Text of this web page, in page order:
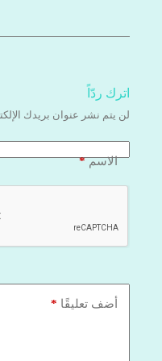
اترك ردّاً
لن يتم نشر عنوان بريدك
الاسم*
أضف تعليقًا *